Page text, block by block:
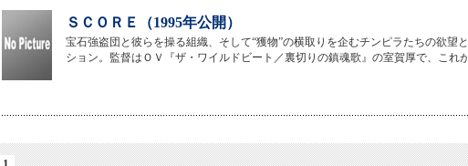
ＳＣＯＲＥ（1995年公開）
宝石強盗団と彼らを操る組織、そして“獲物”の横取りを企むチンピラたちの欲望
ション。監督はＯＶ『ザ・ワイルドビート／裏切りの鎮魂歌』の室賀厚で、これ